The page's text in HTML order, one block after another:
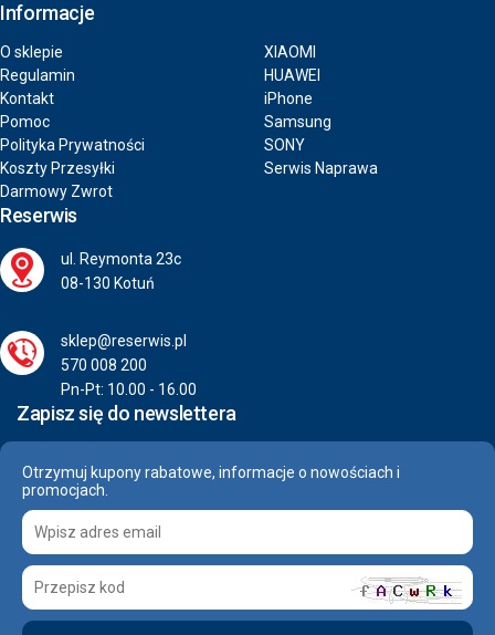
Informacje
O sklepie
Regulamin
Kontakt
Pomoc
Polityka Prywatności
Koszty Przesyłki
Darmowy Zwrot
XIAOMI
HUAWEI
iPhone
Samsung
SONY
Serwis Naprawa
Reserwis
ul. Reymonta 23c
08-130 Kotuń
sklep@reserwis.pl
570 008 200
Pn-Pt: 10.00 - 16.00
Zapisz się do newslettera
Otrzymuj kupony rabatowe, informacje o nowościach i
promocjach.